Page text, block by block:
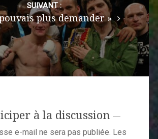
SUIVANT :
pouvais plus demander »
à la discussion
e-mail ne sera pas publiée. Les